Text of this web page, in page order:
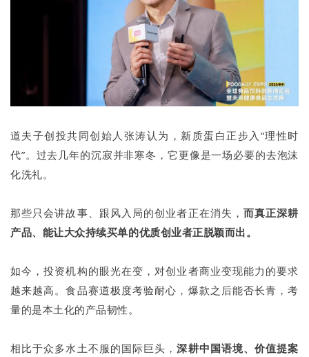
道夫子创投共同创始人张涛认为，新质蛋白正步入“理性时
代”。过去几年的沉寂并非寒冬，它更像是一场必要的去泡沫
化洗礼。
那些只会讲故事、跟风入局的创业者正在消失，而真正深耕
产品、能让大众持续买单的优质创业者正脱颖而出。
如今，投资机构的眼光在变，对创业者商业变现能力的要求
越来越高。食品赛道极度考验耐心，爆款之后能否长青，考
量的是本土化的产品韧性。
相比于众多水土不服的国际巨头，深耕中国语境、价值提案